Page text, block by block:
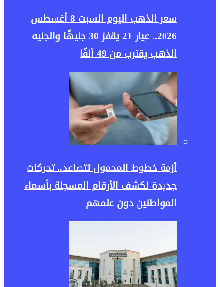
سعر الذهب اليوم السبت 8 أغسطس
2026.. عيار 21 يقفز 30 جنيهًا والجنيه
الذهب يقترب من 49 ألفًا
أزمة خطوط المحمول تتصاعد.. تحركات
جديدة لكشف الأرقام المسجلة بأسماء
المواطنين دون علمهم